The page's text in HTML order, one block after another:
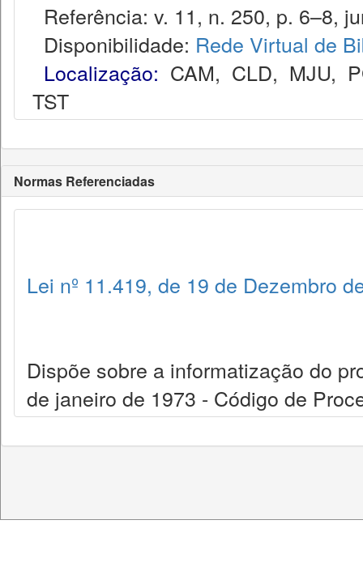
Referência: v. 11, n. 250, p. 6–8,
Disponibilidade: Rede Virtual de
Localização: CAM, CLD, MJU,
TST
Normas Referenciadas
Lei nº 11.419, de 19 de Dezembro
Dispõe sobre a informatização do
de janeiro de 1973 - Código de